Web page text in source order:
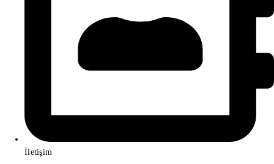
İletişim